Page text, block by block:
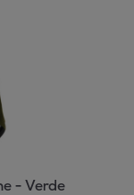
- Verde